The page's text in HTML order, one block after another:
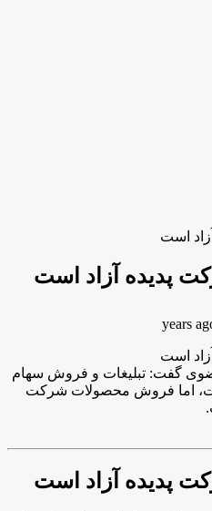
است
پدیده آزاد است
است
گفت: تبلیغات و فروش سهام
اما فروش محصولات شرکت
پدیده آزاد است